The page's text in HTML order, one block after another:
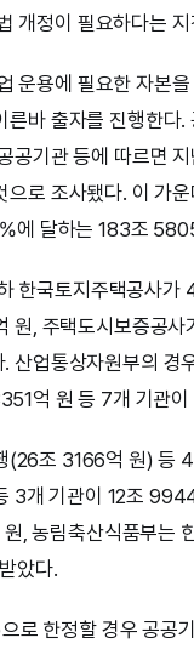
개정이 필요하다는
운용에 필요한 자본
른바 출자를 진행한
공기관 등에 따르면
으로 조사됐다. 이 가
에 달하는 183조
한국토지주택공사
원, 주택도시보증공
산업통상자원부의
억 원 등 7개 기관
(26조 3166억 원) 등
3개 기관이 12조
, 농림축산식품부는
았다.
한정할 경우 공공